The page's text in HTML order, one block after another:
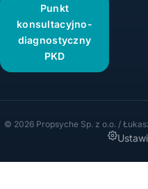
Punkt
konsultacyjno-
diagnostyczny
PKD
© 2026 Propsyche Sp. z o.o. /